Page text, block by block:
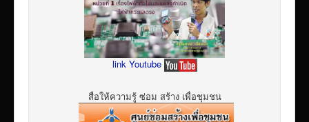
link Youtube
สื่อให้ความรู้ ซ่อม สร้าง เพื่อชุมชน